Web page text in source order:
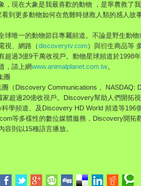
，現在大象是我最喜歡的動物 ，是寧農救了
到更多動物如何在危難時拯救人類的感人故事
球唯一的動物節目專屬頻道。不論是野生動
視、網路（discoverytv.com）與衍生商品等
超過3億9千萬收視戶。動物星球頻道於1998
，請上網www.animalplanet.com.tw
團
（Discovery Communications， NASDAQ:
家超過20億收視戶。Discovery幫助人們開拓
學頻道、及Discovery HD World 頻道等196
等多樣性的數位媒體服務，Discovery開
容則以15種語言播放。